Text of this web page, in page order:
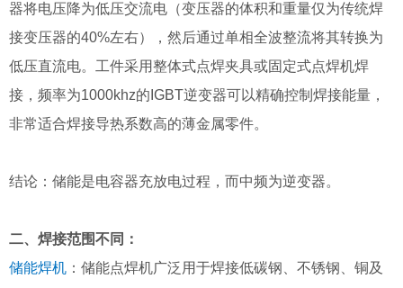
器将电压降为低压交流电（变压器的体积和重量仅为传统焊
接变压器的40%左右），然后通过单相全波整流将其转换为
低压直流电。工件采用整体式点焊夹具或固定式点焊机焊
接，频率为1000khz的IGBT逆变器可以精确控制焊接能量，
非常适合焊接导热系数高的薄金属零件。
结论：储能是电容器充放电过程，而中频为逆变器。
二、焊接范围不同：
储能焊机 ：储能点焊机广泛用于焊接低碳钢、不锈钢、铜及